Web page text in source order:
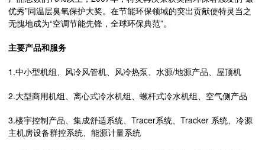
优秀”同温层臭氧保护大奖。在节能环保领域的突出贡献使特灵当之
无愧地成为“空调节能先锋，全球环保典范”。
主要产品和服务
1.中小型机组、风冷风管机、风冷热泵、水源/地源产品、屋顶机
2.大型商用机组、离心式冷水机组、螺杆式冷水机组、空气侧产品
3.楼宇控制产品、集成舒适系统、Tracer系统、Tracker 系统、冷源
主机房设备群控系统、能源计量系统